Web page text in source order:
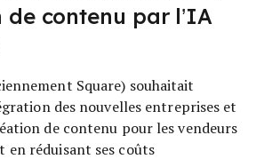
contenu par l’IA
Square) souhaitait
des nouvelles entreprises et
de contenu pour les vendeurs
en réduisant ses coûts